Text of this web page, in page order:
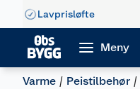
Lavprisløfte
Meny
Varme Peistilbehør